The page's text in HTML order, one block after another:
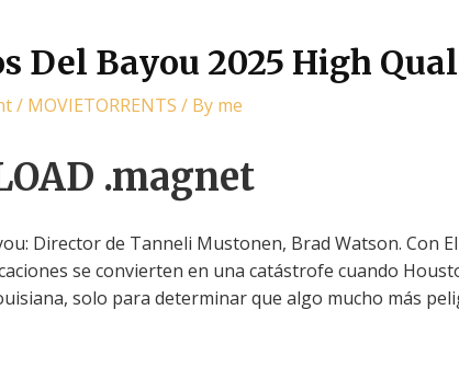
Del Bayou 2025 High
/ MOVIETORRENTS / By me
.magnet
Director de Tanneli Mustonen, Brad Watson. Con
se convierten en una catástrofe cuando
solo para determinar que algo mucho más